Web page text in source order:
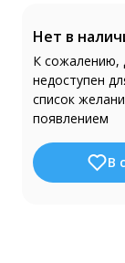
Нет в
К сожалению,
недоступен
список
появлением
В